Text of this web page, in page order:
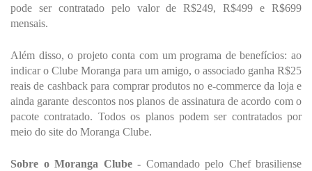
pode ser contratado pelo valor de R$249, R$499 e R$699
mensais.
Além disso, o projeto conta com um programa de benefícios: ao
indicar o Clube Moranga para um amigo, o associado ganha R$25
reais de cashback para comprar produtos no e-commerce da loja e
ainda garante descontos nos planos de assinatura de acordo com o
pacote contratado. Todos os planos podem ser contratados por
meio do site do Moranga Clube.
Sobre o Moranga Clube - Comandado pelo Chef brasiliense